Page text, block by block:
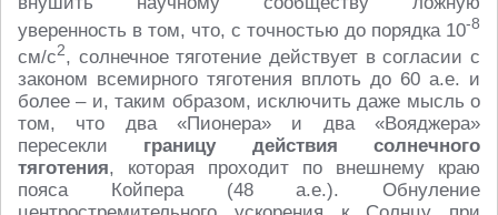
уверенность в том, что, с точностью до порядка 10-8
см/с2, солнечное тяготение действует в согласии с
законом всемирного тяготения вплоть до 60 а.е. и
более – и, таким образом, исключить даже мысль о
том, что два «Пионера» и два «Вояджера»
пересекли границу действия солнечного
тяготения, которая проходит по внешнему краю
пояса Койпера (48 а.е.). Обнуление